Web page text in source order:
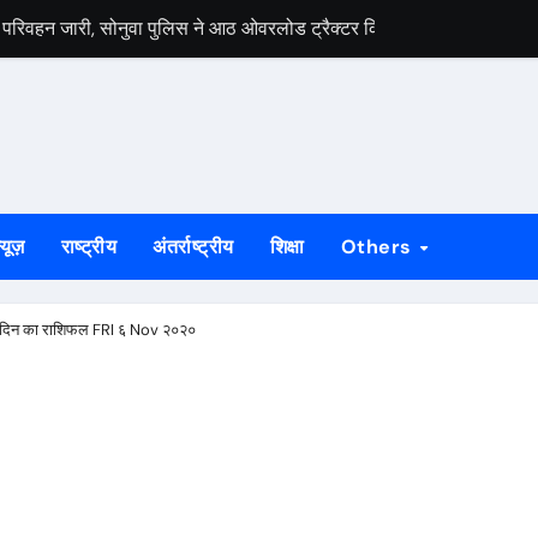
जारी, सोनुवा पुलिस ने आठ ओवरलोड ट्रैक्टर किए जब्त
पेट्रोल डालकर किया हमला, हालत गंभीर
मिला व्यक्ति का शव, बैठी अवस्था में मिलने से बढ़ी रहस्य की गुत्थी
चालक व उपचालक पुलिस की हिरासत में
शव मिलने से सनसनी, पुलिस जांच में जुटी
राष्ट्रीय अंतर्राष्ट्रीय शिक्षा Others
का राशिफल FRI ६ Nov २०२०